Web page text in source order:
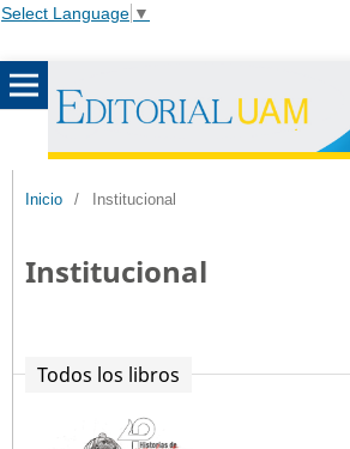
Select Language ▼
Inicio / Institucional
Institucional
Todos los libros